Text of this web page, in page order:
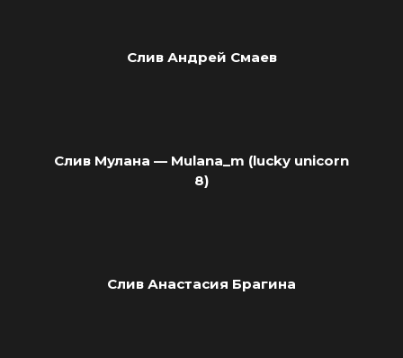
Слив Андрей Смаев
Слив Мулана — Mulana_m (lucky unicorn
8)
Слив Анастасия Брагина